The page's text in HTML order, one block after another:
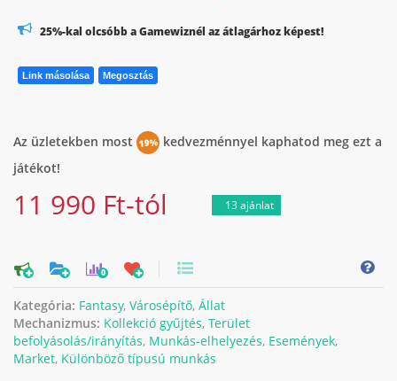
25%-kal olcsóbb a Gamewiznél az átlagárhoz képest!
Link másolása Megosztás
Az üzletekben most 19% kedvezménnyel kaphatod meg ezt a
játékot!
11 990 Ft-tól 13 ajánlat
0
Kategória: Fantasy, Városépítő, Állat
Mechanizmus: Kollekció gyűjtés, Terület
befolyásolás/irányítás, Munkás-elhelyezés, Események,
Market, Különböző típusú munkás